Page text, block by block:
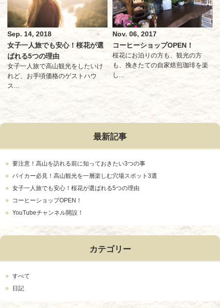
Sep. 14, 2018
女子一人旅でも安心！桜花が選
ばれる5つの理由
女子一人旅で高山観光をしたいけ
れど、お手頃価格のゲストハウ
ス...
Nov. 06, 2017
コーヒーショップOPEN！
桜花にお泊りの方も、観光の方
も、挽きたての自家焙煎珈琲を楽
し...
最新記事
要注意！高山を訪れる前に知っておきたい3つの事
バイカー必見！高山観光を一層楽しむ穴場スポット3選
女子一人旅でも安心！桜花が選ばれる5つの理由
コーヒーショップOPEN！
YouTubeチャンネル開設！
カテゴリー
すべて
日記